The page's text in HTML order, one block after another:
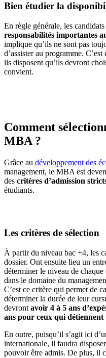
Bien étudier la
En règle générale, les
responsabilités importantes
implique qu’ils ne sont pas
d’assister au programme.
ils disposent qu’ils devront
convient.
Comment
MBA ?
Grâce au développement des
management, le MBA est
des critères d’admission
étudiants.
Les critères de sélection
À partir du niveau bac +4, les
dossier. Ont ensuite lieu un
déterminer le niveau de
dans le domaine du
C’est ce critère qui permet de
déterminer la durée de leur
devront avoir 4 à 5 ans
ans pour ceux qui détiennent
En outre, puisqu’il s’agit ici
internationale, il faudra
pouvoir être admis. De plus, il